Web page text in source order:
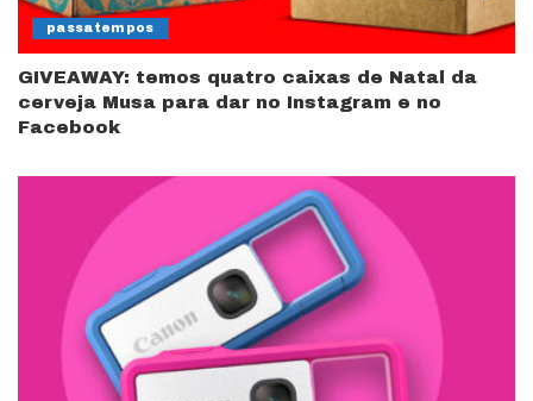
passatempos
GIVEAWAY: temos quatro caixas de Natal da
cerveja Musa para dar no Instagram e no
Facebook